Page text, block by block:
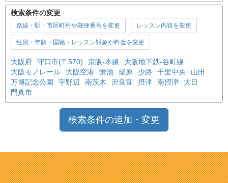
検索条件の変更
路線・駅・市区町村や郵便番号を変更 レッスン内容を変更
性別・年齢・国籍・レッスン対象や料金を変更
大阪府 守口市(〒570) 京阪-本線
大阪地下鉄-谷町線
大阪モノレール
大阪空港 蛍池 柴原 少路 千里中央
山田
万博記念公園
宇野辺 南茨木 沢良宜 摂津 南摂津
大日
門真市
検索条件の追加・変更